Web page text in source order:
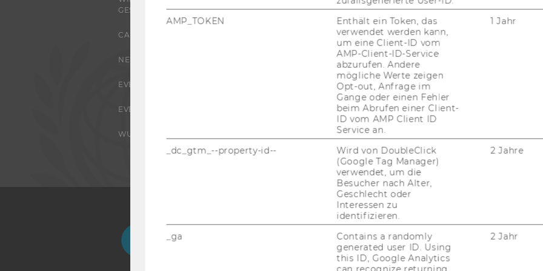
GESELLSCHAFT
CAMPUS
NEWS
EVENTS ARCHIV
EVENTS
WU FOUNDATION
WELCOME SERVICES
JOBS MIT WU-STUDIUM
KARRIEREKONTAKTE AN DER
KARRIERENETZWERKE AN DER
NewsletterBluesky ACCREDITED
AMP_TOKEN
Enthält ein Token, das
verwendet werden kann,
um eine Client-ID vom
AMP-Client-ID-Service
abzurufen. Andere
mögliche Werte zeigen
Opt-out, Anfrage im
Gange oder einen Fehler
beim Abrufen einer Client-
ID vom AMP Client ID
Service an.
1 Jahr
_dc_gtm_--property-id--
Wird von DoubleClick
(Google Tag Manager)
verwendet, um die
Besucher nach Alter,
Geschlecht oder
Interessen zu
identifizieren.
2 Jahre
_ga
Contains a randomly
generated user ID. Using
this ID, Google Analytics
2 Jahr